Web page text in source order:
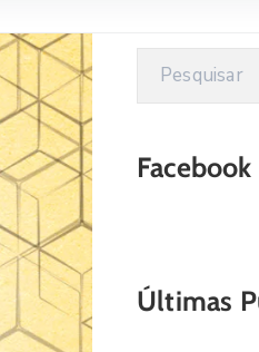
Facebook
Últimas